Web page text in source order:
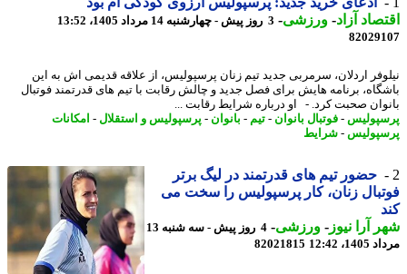
آزاد - ورزشی-3 روز پیش - چهارشنبه 14 مرداد 1405، 13:52
اردلان، سرمربی جدید تیم زنان پرسپولیس، از علاقه قدیمی اش به این
برنامه هایش برای فصل جدید و چالش رقابت با تیم های قدرتمند فوتبال
صحبت کرد. - او درباره شرایط رقابت ...
-فوتبال بانوان- تیم -بانوان- پرسپولیس و استقلال-امکانات
-شرایط
حضور تیم های قدرتمند در لیگ برتر
زنان، کار پرسپولیس را سخت می
آرا نیوز-ورزشی-
4 روز پیش - سه شنبه 13
12:42
82021815